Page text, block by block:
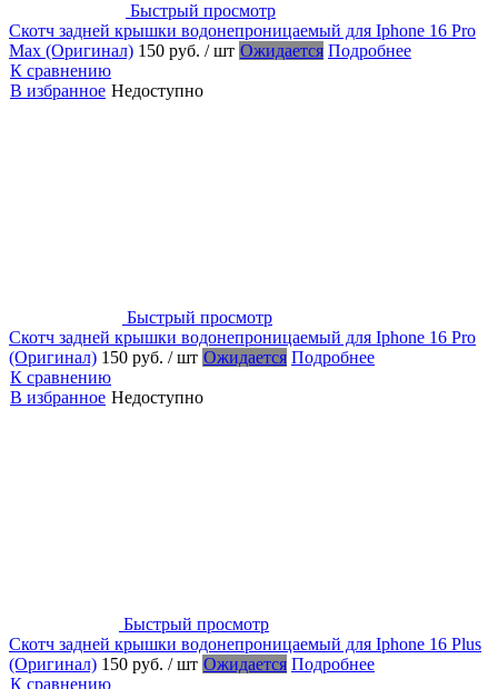
Быстрый просмотр
Скотч задней крышки водонепроницаемый для Iphone 16 Pro
Max (Оригинал) 150 руб. / шт Ожидается Подробнее
К сравнению
В избранное Недоступно
Быстрый просмотр
Скотч задней крышки водонепроницаемый для Iphone 16 Pro
(Оригинал) 150 руб. / шт Ожидается Подробнее
К сравнению
В избранное Недоступно
Быстрый просмотр
Скотч задней крышки водонепроницаемый для Iphone 16 Plus
(Оригинал) 150 руб. / шт Ожидается Подробнее
К сравнению